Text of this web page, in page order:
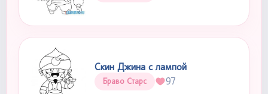
Скин Джина с лампой
Браво Старс 97